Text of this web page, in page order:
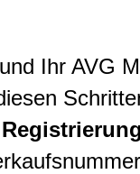
Ihr AVG